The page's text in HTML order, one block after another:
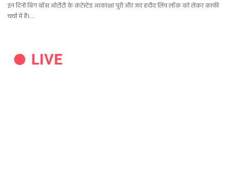
इन दिनों बिग बॉस ओटीटी के कंटेस्टेंड आकांक्षा पुरी और जद हदीद लिप लॉक को लेकर काफी
चर्चा में हैं।…